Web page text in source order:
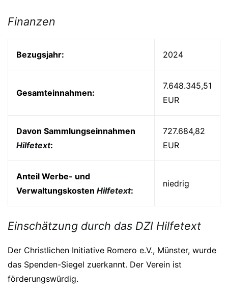
Finanzen
Bezugsjahr: 2024
Gesamteinnahmen:
7.648.345,51
EUR
Davon Sammlungseinnahmen
Hilfetext:
727.684,82
EUR
Anteil Werbe- und
Verwaltungskosten Hilfetext:
niedrig
Einschätzung durch das DZI Hilfetext
Der Christlichen Initiative Romero e.V., Münster, wurde
das Spenden-Siegel zuerkannt. Der Verein ist
förderungswürdig.